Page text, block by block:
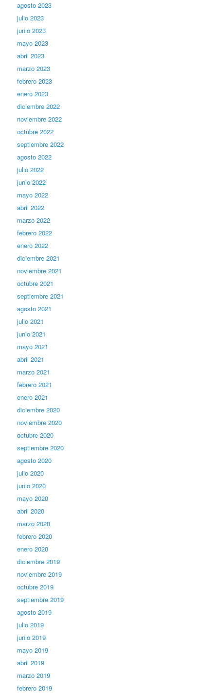
agosto 2023
julio 2023
junio 2023
mayo 2023
abril 2023
marzo 2023
febrero 2023
enero 2023
diciembre 2022
noviembre 2022
octubre 2022
septiembre 2022
agosto 2022
julio 2022
junio 2022
mayo 2022
abril 2022
marzo 2022
febrero 2022
enero 2022
diciembre 2021
noviembre 2021
octubre 2021
septiembre 2021
agosto 2021
julio 2021
junio 2021
mayo 2021
abril 2021
marzo 2021
febrero 2021
enero 2021
diciembre 2020
noviembre 2020
octubre 2020
septiembre 2020
agosto 2020
julio 2020
junio 2020
mayo 2020
abril 2020
marzo 2020
febrero 2020
enero 2020
diciembre 2019
noviembre 2019
octubre 2019
septiembre 2019
agosto 2019
julio 2019
junio 2019
mayo 2019
abril 2019
marzo 2019
febrero 2019